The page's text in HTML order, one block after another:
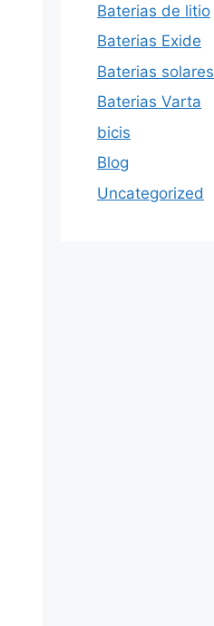
Baterias de litio
Baterias Exide
Baterias solares
Baterias Varta
bicis
Blog
Uncategorized